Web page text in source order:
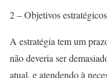
2 – Objetivos estratégicos
A estratégia tem um
não deveria ser
atual, e atendendo à